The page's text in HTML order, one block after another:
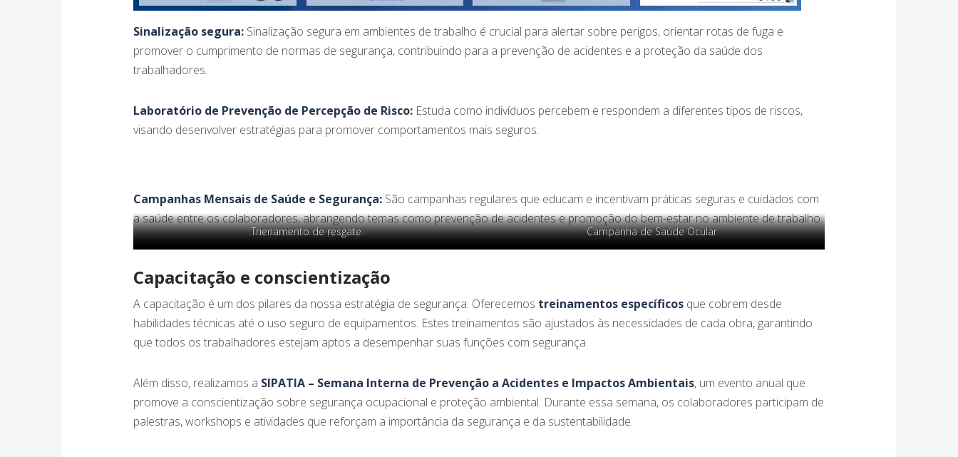
Sinalização segura: Sinalização segura em ambientes de trabalho é crucial para alertar sobre perigos, orientar rotas de fuga e
promover o cumprimento de normas de segurança, contribuindo para a prevenção de acidentes e a proteção da saúde dos
trabalhadores.
Laboratório de Prevenção de Percepção de Risco: Estuda como indivíduos percebem e respondem a diferentes tipos de riscos,
visando desenvolver estratégias para promover comportamentos mais seguros.
Campanhas Mensais de Saúde e Segurança: São campanhas regulares que educam e incentivam práticas seguras e cuidados com
a saúde entre os colaboradores, abrangendo temas como prevenção de acidentes e promoção do bem-estar no ambiente de trabalho.
Campanha de Segurança Campanha de Saúde Ocular
Trienamento de resgate Campanha de Saúde Ocular
Capacitação e conscientização
A capacitação é um dos pilares da nossa estratégia de segurança. Oferecemos treinamentos específicos que cobrem desde
habilidades técnicas até o uso seguro de equipamentos. Estes treinamentos são ajustados às necessidades de cada obra, garantindo
que todos os trabalhadores estejam aptos a desempenhar suas funções com segurança.
Além disso, realizamos a SIPATIA – Semana Interna de Prevenção a Acidentes e Impactos Ambientais, um evento anual que
promove a conscientização sobre segurança ocupacional e proteção ambiental. Durante essa semana, os colaboradores participam de
palestras, workshops e atividades que reforçam a importância da segurança e da sustentabilidade.